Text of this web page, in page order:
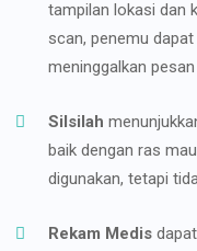
tampilan lokasi dan
scan, penemu
meninggalkan
Silsilah
baik dengan ras
digunakan, tetapi
Rekam Medis